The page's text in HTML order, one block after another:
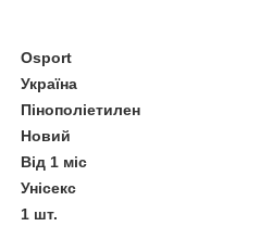
Osport
Україна
Пінополіетилен
Новий
Від 1 міс
Унісекс
1 шт.